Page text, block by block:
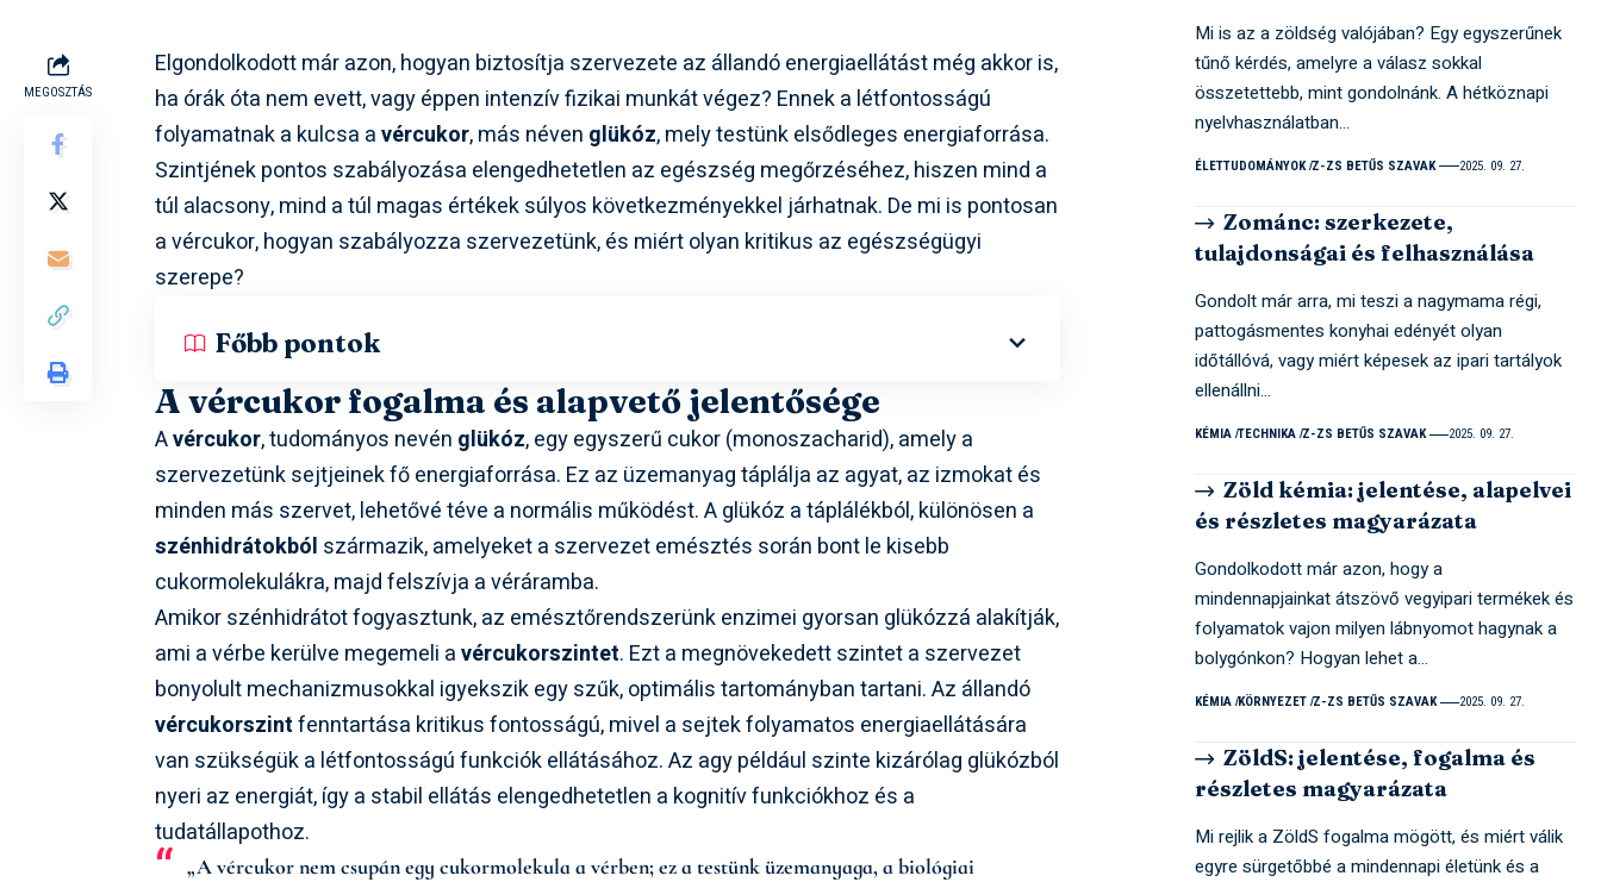
MEGOSZTÁS
Elgondolkodott már azon, hogyan biztosítja szervezete az állandó energiaellátást még akkor is,
ha órák óta nem evett, vagy éppen intenzív fizikai munkát végez? Ennek a létfontosságú
folyamatnak a kulcsa avércukor, más néven glükóz, mely testünk elsődleges energiaforrása.
Szintjének pontos szabályozása elengedhetetlen az egészség megőrzéséhez, hiszen mind a
túl alacsony, mind a túl magas értékek súlyos következményekkel járhatnak. De mi is pontosan
a vércukor, hogyan szabályozza szervezetünk, és miért olyan kritikus az egészségügyi
szerepe?
Főbb pontok
A vércukor fogalma és alapvető jelentősége
Avércukor, tudományos nevén glükóz, egy egyszerű cukor (monoszacharid), amely a
szervezetünk sejtjeinek fő energiaforrása. Ez az üzemanyag táplálja az agyat, az izmokat és
minden más szervet, lehetővé téve a normális működést. A glükóz a táplálékból, különösen a
szénhidrátokból származik, amelyeket a szervezet emésztés során bont le kisebb
cukormolekulákra, majd felszívja a véráramba.
Amikor szénhidrátot fogyasztunk, az emésztőrendszerünk enzimei gyorsan glükózzá alakítják,
ami a vérbe kerülve megemeli avércukorszintet. Ezt a megnövekedett szintet a szervezet
bonyolult mechanizmusokkal igyekszik egy szűk, optimális tartományban tartani. Az állandó
vércukorszintfenntartása kritikus fontosságú, mivel a sejtek folyamatos energiaellátására
van szükségük a létfontosságú funkciók ellátásához. Az agy például szinte kizárólag glükózból
nyeri az energiát, így a stabil ellátás elengedhetetlen a kognitív funkciókhoz és a
tudatállapothoz.
„A vércukor nem csupán egy cukormolekula a vérben; ez a testünk üzemanyaga, a biológiai
Mi is az a zöldség valójában? Egy egyszerűnek
tűnő kérdés, amelyre a válasz sokkal
összetettebb, mint gondolnánk. A hétköznapi
nyelvhasználatban…
ÉLETTUDOMÁNYOK Z-ZS BETŰS SZAVAK 2025. 09. 27.
Zománc: szerkezete,
tulajdonságai és felhasználása
Gondolt már arra, mi teszi a nagymama régi,
pattogásmentes konyhai edényét olyan
időtállóvá, vagy miért képesek az ipari tartályok
ellenállni…
KÉMIA TECHNIKA Z-ZS BETŰS SZAVAK 2025. 09. 27.
Zöld kémia: jelentése, alapelvei
és részletes magyarázata
Gondolkodott már azon, hogy a
mindennapjainkat átszövő vegyipari termékek és
folyamatok vajon milyen lábnyomot hagynak a
bolygónkon? Hogyan lehet a…
KÉMIA KÖRNYEZET Z-ZS BETŰS SZAVAK 2025. 09. 27.
ZöldS: jelentése, fogalma és
részletes magyarázata
Mi rejlik a ZöldS fogalma mögött, és miért válik
egyre sürgetőbbé a mindennapi életünk és a